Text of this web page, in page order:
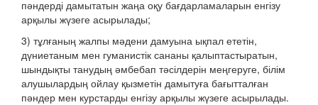
пәндерді дамытатын жаңа оқу бағдарламаларын енгізу
арқылы жүзеге асырылады;
3) тұлғаның жалпы мәдени дамуына ықпал ететін,
дүниетаным мен гуманистік сананы қалыптастыратын,
шындықты танудың әмбебап тәсілдерін меңгеруге, білім
алушылардың ойлау қызметін дамытуға бағытталған
пәндер мен курстарды енгізу арқылы жүзеге асырылады.